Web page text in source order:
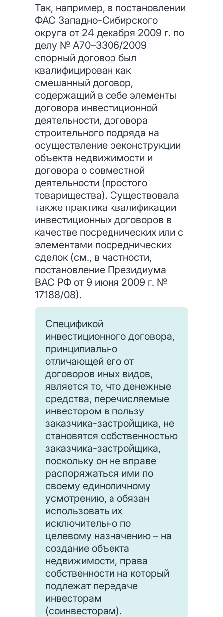
Так, например, в постановлении
ФАС Западно-Сибирского
округа от 24 декабря 2009 г. по
делу № А70–3306/2009
спорный договор был
квалифицирован как
смешанный договор,
содержащий в себе элементы
договора инвестиционной
деятельности, договора
строительного подряда на
осуществление реконструкции
объекта недвижимости и
договора о совместной
деятельности (простого
товарищества). Существовала
также практика квалификации
инвестиционных договоров в
качестве посреднических или с
элементами посреднических
сделок (см., в частности,
постановление Президиума
ВАС РФ от 9 июня 2009 г. №
17188/08).
Спецификой
инвестиционного договора,
принципиально
отличающей его от
договоров иных видов,
является то, что денежные
средства, перечисляемые
инвестором в пользу
заказчика-застройщика, не
становятся собственностью
заказчика-застройщика,
поскольку он не вправе
распоряжаться ими по
своему единоличному
усмотрению, а обязан
использовать их
исключительно по
целевому назначению – на
создание объекта
недвижимости, права
собственности на который
подлежат передаче
инвесторам
(соинвесторам).